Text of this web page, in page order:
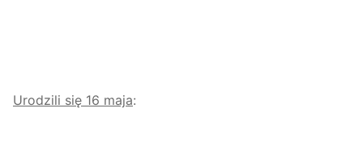
Urodzili się 16 maja: